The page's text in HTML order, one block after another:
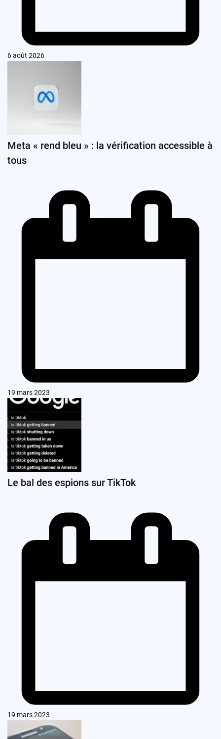
6 août 2026
Meta « rend bleu » : la vérification accessible à
tous
19 mars 2023
Le bal des espions sur TikTok
19 mars 2023